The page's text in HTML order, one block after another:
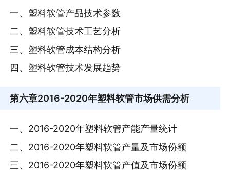
一、塑料软管产品技术参数
二、塑料软管技术工艺分析
三、塑料软管成本结构分析
四、塑料软管技术发展趋势
第六章2016-2020年塑料软管市场供需分析
一、2016-2020年塑料软管产能产量统计
二、2016-2020年塑料软管产量及市场份额
三、2016-2020年塑料软管产值及市场份额